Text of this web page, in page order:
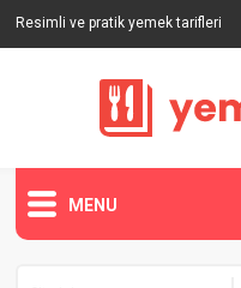
Resimli ve pratik yemek tarifleri
MENU